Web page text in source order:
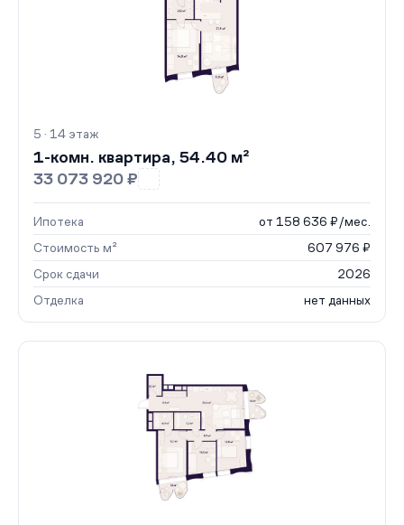
5 · 14 этаж
1-комн. квартира, 54.40 м²
33 073 920 ₽
Ипотека
от 158 636 ₽/мес.
Стоимость м²
607 976 ₽
Срок сдачи
2026
Отделка
нет данных